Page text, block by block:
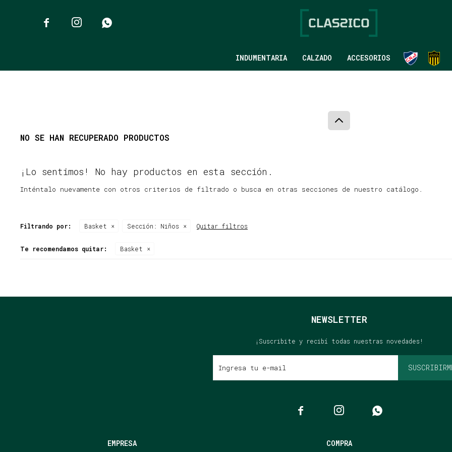
INDUMENTARIA CALZADO ACCESORIOS
  
NO SE HAN RECUPERADO PRODUCTOS
¡Lo sentimos! No hay productos en esta sección.
Inténtalo nuevamente con otros criterios de filtrado o busca en otras secciones de nuestro catálogo.
Filtrando por: Basket Sección: Niños Quitar filtros
Te recomendamos quitar: Basket
EMPRESA COMPRA
NEWSLETTER
¡Suscribite y recibí todas nuestras novedades!
  